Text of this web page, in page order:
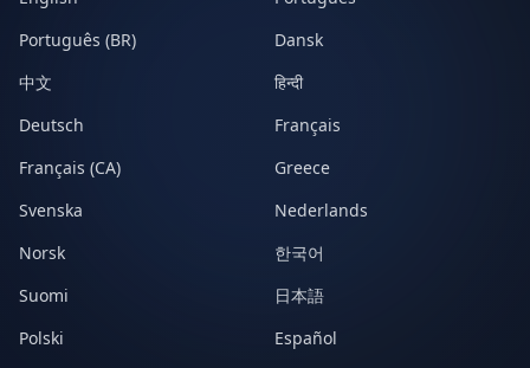
Português (BR)
Dansk
中文
हिन्दी
Deutsch
Français
Français (CA)
Greece
Svenska
Nederlands
Norsk
한국어
Suomi
日本語
Polski
Español